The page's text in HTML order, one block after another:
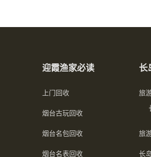
迎霞渔家必读
上门回收
烟台古玩回收
烟台名包回收
烟台名表回收
长
旅
旅
长